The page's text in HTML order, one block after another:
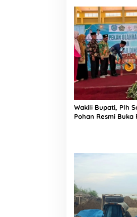
Wakili Bupati, Plh
Pohan Resmi Buka